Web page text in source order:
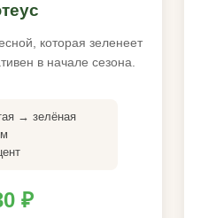
которая зеленеет
в начале сезона.
→ зелёная
₽